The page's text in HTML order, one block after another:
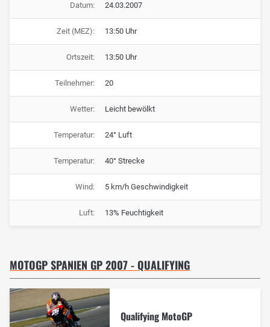
Datum: 24.03.2007
Zeit (MEZ): 13:50 Uhr
Ortszeit: 13:50 Uhr
Teilnehmer: 20
Wetter: Leicht bewölkt
Temperatur: 24° Luft
Temperatur: 40° Strecke
Wind: 5 km/h Geschwindigkeit
Luft: 13% Feuchtigkeit
MOTOGP SPANIEN GP 2007 - QUALIFYING
Qualifying MotoGP